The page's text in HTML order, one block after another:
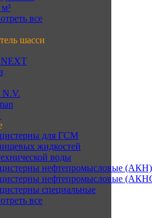
все
шасси
для ГСМ
жидкостей
воды
нефтепромысловые (АКН)
нефтепромысловые
специальные
все